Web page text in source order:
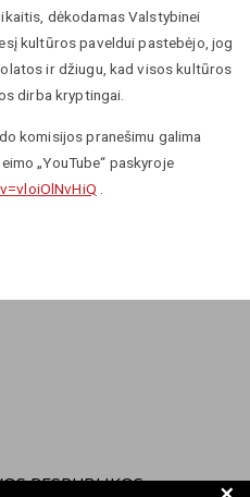
dėkodamas Valstybinei
kultūros paveldui pastebėjo, jog
ir džiugu, kad visos kultūros
dirba kryptingai.
komisijos pranešimu galima
„YouTube“ paskyroje
RESPUBLIKOS